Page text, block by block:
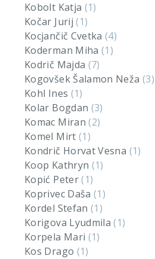
Kobolt Katja (1)
Kočar Jurij(1)
Kocjančič Cvetka(4)
Koderman Miha(1)
Kodrič Majda (7)
Kogovšek Šalamon Neža (3)
Kohl Ines (1)
Kolar Bogdan (3)
Komac Miran(2)
Komel Mirt (1)
Kondrič Horvat Vesna (1)
Koop Kathryn (1)
Kopić Peter(1)
Koprivec Daša(1)
Kordel Stefan(1)
Korigova Lyudmila(1)
Korpela Mari (1)
Kos Drago (1)